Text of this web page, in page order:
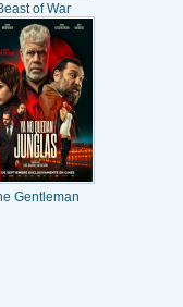
of War
Gentleman